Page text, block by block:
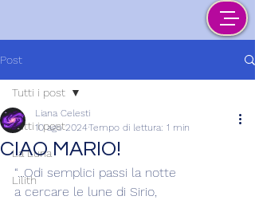
Post
Tutti i post
La Luna
Lilith
Tutti i post
CIAO MARIO!
Liana Celesti
10 ago 2024Tempo di lettura: 1 min
“...Odi semplici passi la notte
a cercare le lune di Sirio,